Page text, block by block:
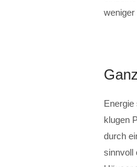
weniger
klugen
durch
sinnvoll